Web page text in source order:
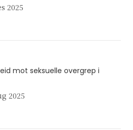
2025
mot seksuelle overgrep i
2025